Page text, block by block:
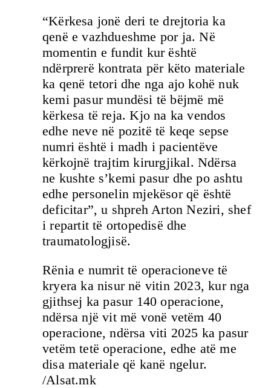
“Kërkesa jonë deri te drejtoria ka
qenë e vazhdueshme por ja. Në
momentin e fundit kur është
ndërprerë kontrata për këto materiale
ka qenë tetori dhe nga ajo kohë nuk
kemi pasur mundësi të bëjmë më
kërkesa të reja. Kjo na ka vendos
edhe neve në pozitë të keqe sepse
numri është i madh i pacientëve
kërkojnë trajtim kirurgjikal. Ndërsa
ne kushte s’kemi pasur dhe po ashtu
edhe personelin mjekësor që është
deficitar”, u shpreh Arton Neziri, shef
i repartit të ortopedisë dhe
traumatologjisë.
Rënia e numrit të operacioneve të
kryera ka nisur në vitin 2023, kur nga
gjithsej ka pasur 140 operacione,
ndërsa një vit më vonë vetëm 40
operacione, ndërsa viti 2025 ka pasur
vetëm tetë operacione, edhe atë me
disa materiale që kanë ngelur.
/Alsat.mk